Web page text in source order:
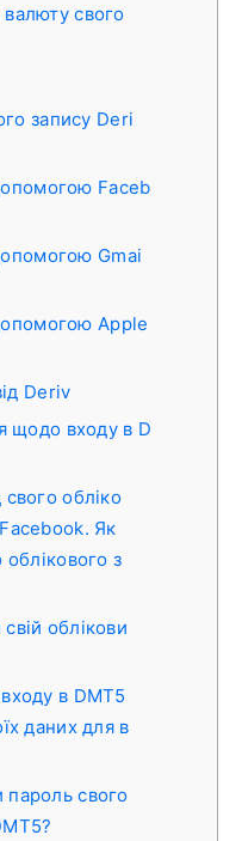
свого
запису Deri
Faceb
Gmai
Apple
Deriv
щодо входу в D
обліко
Як
облікового з
облікови
в DMT5
даних для в
свого